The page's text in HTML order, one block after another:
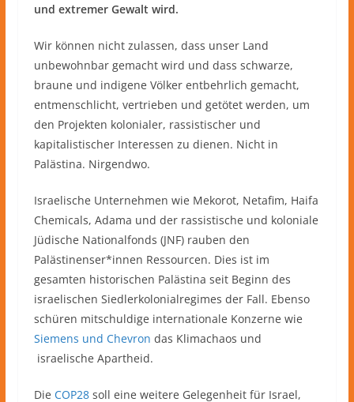
und extremer Gewalt wird.
Wir können nicht zulassen, dass unser Land
unbewohnbar gemacht wird und dass schwarze,
braune und indigene Völker entbehrlich gemacht,
entmenschlicht, vertrieben und getötet werden, um
den Projekten kolonialer, rassistischer und
kapitalistischer Interessen zu dienen. Nicht in
Palästina. Nirgendwo.
Israelische Unternehmen wie Mekorot, Netafim, Haifa
Chemicals, Adama und der rassistische und koloniale
Jüdische Nationalfonds (JNF) rauben den
Palästinenser*innen Ressourcen. Dies ist im
gesamten historischen Palästina seit Beginn des
israelischen Siedlerkolonialregimes der Fall. Ebenso
schüren mitschuldige internationale Konzerne wie
Siemens und Chevron das Klimachaos und
israelische Apartheid.
Die COP28soll eine weitere Gelegenheit für Israel,